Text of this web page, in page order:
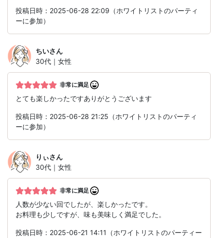
投稿日時：2025-06-28 22:09（ホワイトリストのパーティ
ーに参加）
ちいさん
30代｜女性
非常に満足
とても楽しかったですありがとうございます
投稿日時：2025-06-28 21:25（ホワイトリストのパーティ
ーに参加）
りぃさん
30代｜女性
非常に満足
人数が少ない回でしたが、楽しかったです。
お料理も少しですが、味も美味しく満足でした。
投稿日時：2025-06-21 14:11（ホワイトリストのパーティー